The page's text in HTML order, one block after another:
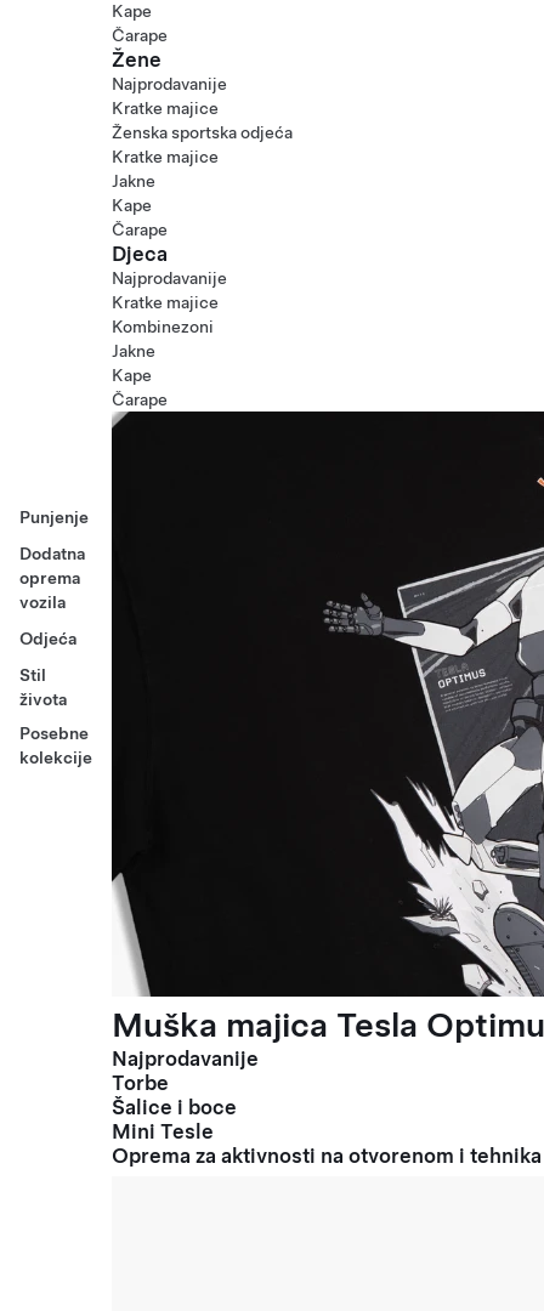
Punjenje
Dodatna
oprema
vozila
Odjeća
Stil
života
Posebne
kolekcije
Kape
Čarape
Žene
Najprodavanije
Kratke majice
Ženska sportska odjeća
Kratke majice
Jakne
Kape
Čarape
Djeca
Najprodavanije
Kratke majice
Kombinezoni
Jakne
Kape
Čarape
Muška majica Tesla
Najprodavanije
Torbe
Šalice i boce
Mini Tesle
Oprema za aktivnosti na otvorenom i tehnika